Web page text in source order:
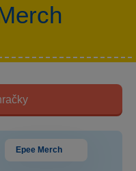
Epee Merch